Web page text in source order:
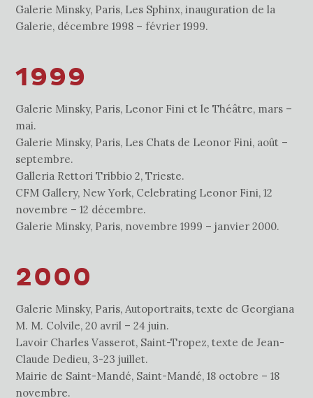
Galerie Minsky, Paris, Les Sphinx, inauguration de la
Galerie, décembre 1998 – février 1999.
1999
Galerie Minsky, Paris, Leonor Fini et le Théâtre, mars –
mai.
Galerie Minsky, Paris, Les Chats de Leonor Fini, août –
septembre.
Galleria Rettori Tribbio 2, Trieste.
CFM Gallery, New York, Celebrating Leonor Fini, 12
novembre – 12 décembre.
Galerie Minsky, Paris, novembre 1999 – janvier 2000.
2000
Galerie Minsky, Paris, Autoportraits, texte de Georgiana
M. M. Colvile, 20 avril – 24 juin.
Lavoir Charles Vasserot, Saint-Tropez, texte de Jean-
Claude Dedieu, 3-23 juillet.
Mairie de Saint-Mandé, Saint-Mandé, 18 octobre – 18
novembre.